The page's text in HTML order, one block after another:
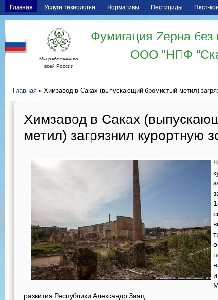
Главная Услуги технологии Нормативы Пестициды Пест-
Мы работаем по
всей России
Фумигация Zерна
ООО "НПФ
Главная » Химзавод в Саках (выпускающий бромистый метил)
Химзавод в Саках
метил) загрязнил курортную
развития Республики Александр Заяц.